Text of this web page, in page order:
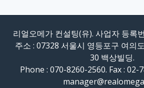
리얼오메가 컨설팅(유). 사업자 등록
주소 : 07328 서울시 영등포구 여의
30 백상빌딩.
Phone : 070-8260-2560. Fax : 02-